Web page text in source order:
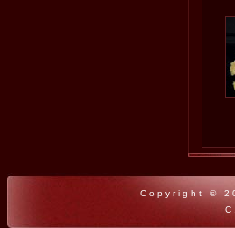
Copyright ©